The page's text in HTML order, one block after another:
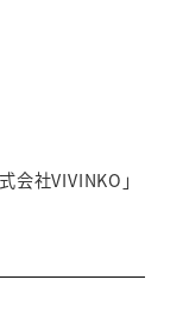
会社VIVINKO」